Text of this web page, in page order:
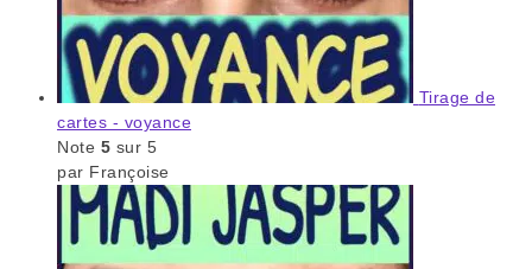
Tirage de
cartes - voyance
Note 5 sur 5
par Françoise